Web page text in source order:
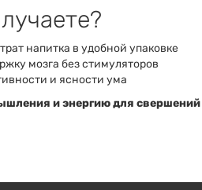
напитка в удобной упаковке
мозга без стимуляторов
и ясности ума
и энергию для